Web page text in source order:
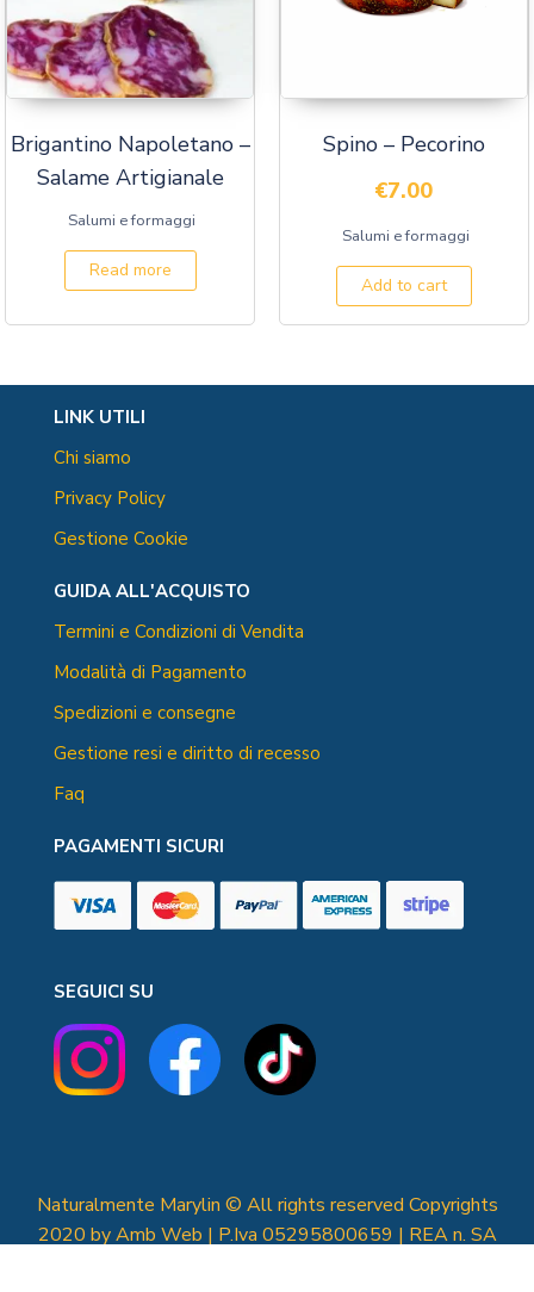
Brigantino Napoletano –
Salame Artigianale
Salumi e formaggi
Read more
Spino – Pecorino
€7.00
Salumi e formaggi
Add to cart
LINK UTILI
Chi siamo
Privacy Policy
Gestione Cookie
GUIDA ALL'ACQUISTO
Termini e Condizioni di Vendita
Modalità di Pagamento
Spedizioni e consegne
Gestione resi e diritto di recesso
Faq
PAGAMENTI SICURI
SEGUICI SU
Naturalmente Marylin © All rights reserved Copyrights
2020 by Amb Web | P.Iva 05295800659 | REA n. SA